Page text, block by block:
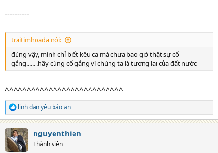
----------
traitimhoada nói:
đúng vậy, mình chỉ biết kêu ca mà chưa bao giờ thật sự cố
gắng........hãy cùng cố gắng vì chúng ta là tương lai của đất nước
^^^^^^^^^^^^^^^^^^^^^^^^^^^
R
e
a
c
t
i
linh đan yêu bảo an
nguyenthien
Thành viên